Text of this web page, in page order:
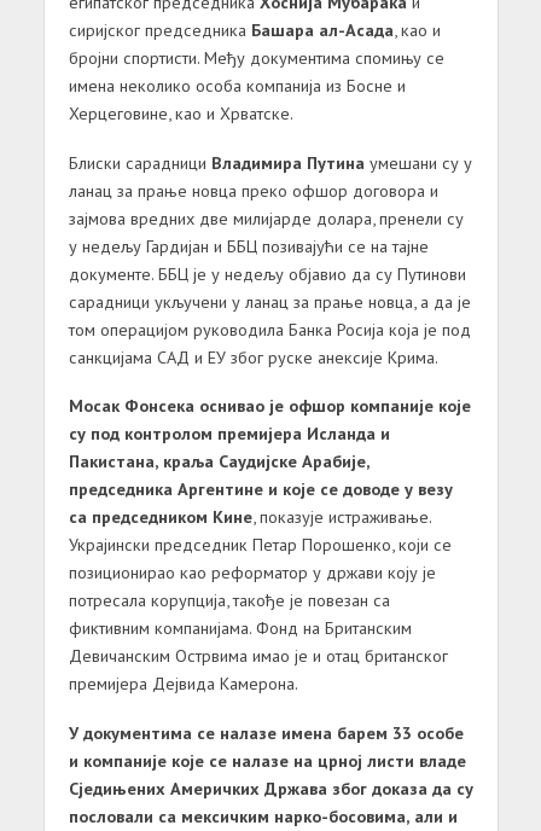
сиријског председника Башара ал-Асада , као и
бројни спортисти. Међу документима спомињу се
имена неколико особа компанија из Босне и
Херцеговине, као и Хрватске.
Блиски сарадници Владимира Путина умешани су у
ланац за прање новца преко офшор договора и
зајмова вредних две милијарде долара, пренели су
у недељу Гардијан и ББЦ позивајући се на тајне
документе. ББЦ је у недељу објавио да су Путинови
сарадници укључени у ланац за прање новца, а да је
том операцијом руководила Банка Росија која је под
санкцијама САД и ЕУ због руске анексије Крима.
Мосак Фонсека оснивао је офшор компаније које
су под контролом премијера Исланда и
Пакистана, краља Саудијске Арабије,
председника Аргентине и које се доводе у везу
са председником Кине, показује истраживање.
Украјински председник Петар Порошенко, који се
позиционирао као реформатор у држави коју је
потресала корупција, такође је повезан са
фиктивним компанијама. Фонд на Британским
Девичанским Острвима имао је и отац британског
премијера Дејвида Камерона.
У документима се налазе имена барем 33 особе
и компаније које се налазе на црној листи владе
Сједињених Америчких Држава због доказа да су
пословали са мексичким нарко-босовима, али и